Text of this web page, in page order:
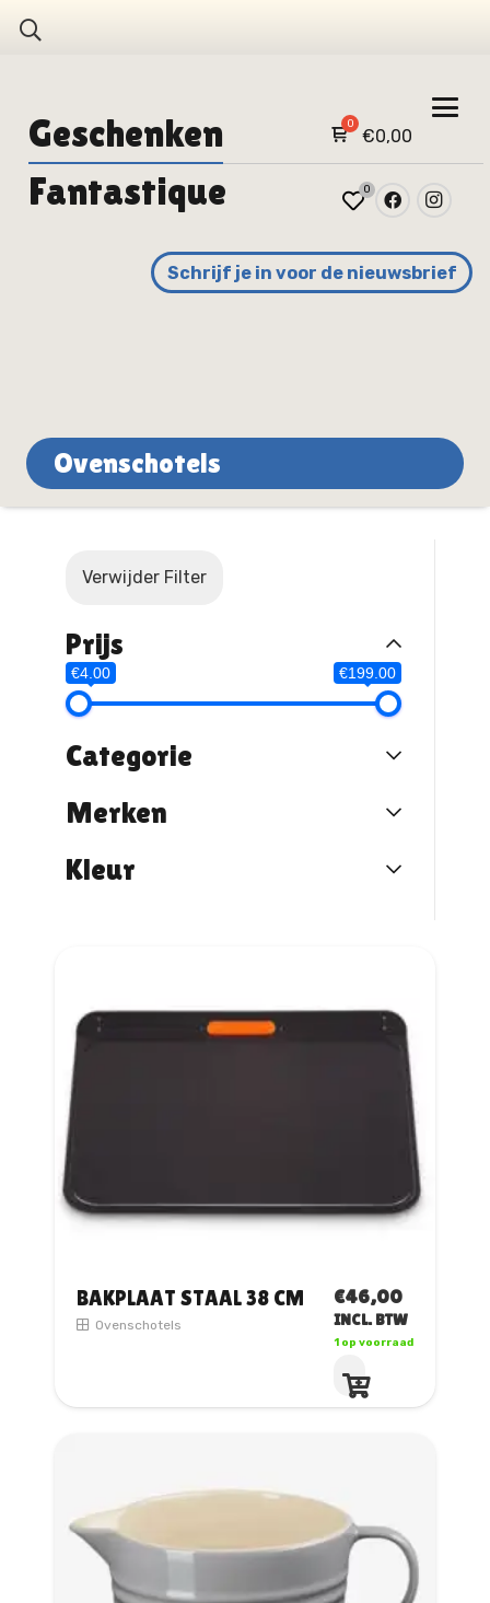
Geschenken €0,00
Fantastique 0
Schrijf je in voor de nieuwsbrief
Ovenschotels
Verwijder Filter
Prijs
€4.00 €199.00
Categorie
Merken
Kleur
BAKPLAAT STAAL 38 CM
Ovenschotels
€46,00
INCL. BTW
1 op voorraad